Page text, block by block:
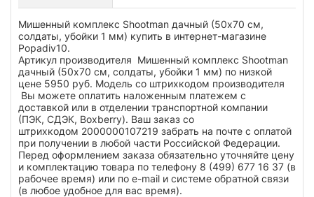
Мишенный комплекс Shootman дачный (50x70 см,
солдаты, убойки 1 мм) купить в интернет-магазине
Popadiv10.
Артикул производителя Мишенный комплекс Shootman
дачный (50x70 см, солдаты, убойки 1 мм) по низкой
цене 5950 руб. Модель со штрихкодом производителя
Вы можете оплатить наложенным платежем с
доставкой или в отделении транспортной компании
(ПЭК, СДЭК, Boxberry). Ваш заказ со
штрихкодом 2000000107219 забрать на почте с оплатой
при получении в любой части Российской Федерации.
Перед оформлением заказа обязательно уточняйте цену
и комплектацию товара по телефону 8 (499) 677 16 37 (в
рабочее время) или по e-mail и системе обратной связи
(в любое удобное для вас время).